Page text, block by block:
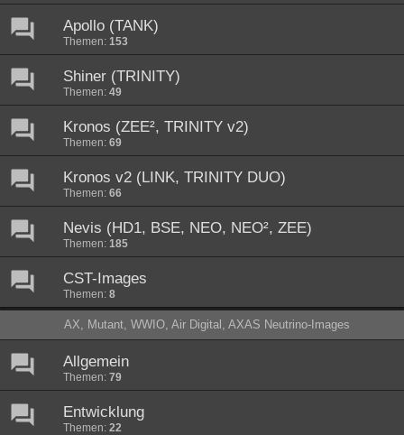
Apollo (TANK)
Themen: 153
Shiner (TRINITY)
Themen: 49
Kronos (ZEE², TRINITY v2)
Themen: 69
Kronos v2 (LINK, TRINITY DUO)
Themen: 66
Nevis (HD1, BSE, NEO, NEO², ZEE)
Themen: 185
CST-Images
Themen: 8
AX, Mutant, WWIO, Air Digital, AXAS Neutrino-Images
Allgemein
Themen: 79
Entwicklung
Themen: 22